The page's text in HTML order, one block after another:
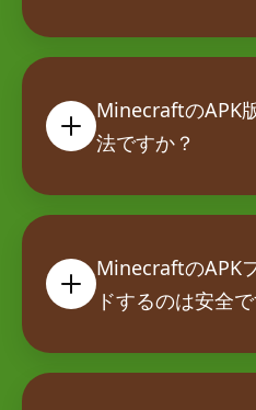
MinecraftのAPK
法ですか？
MinecraftのAPK
ドするのは安全